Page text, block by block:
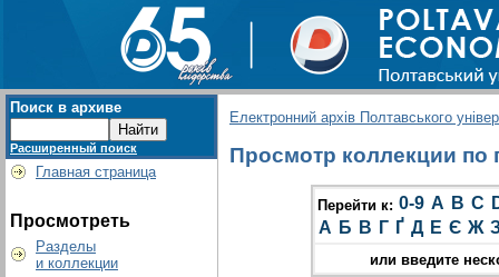
Поиск в архиве
Расширенный поиск
Главная страница
Просмотреть
Разделы
и коллекции
Електронний архів Полтавського
Просмотр коллекции по
Перейти к: 0-9 A B C
А Б В Г Ґ Д Е Є Ж
или введите